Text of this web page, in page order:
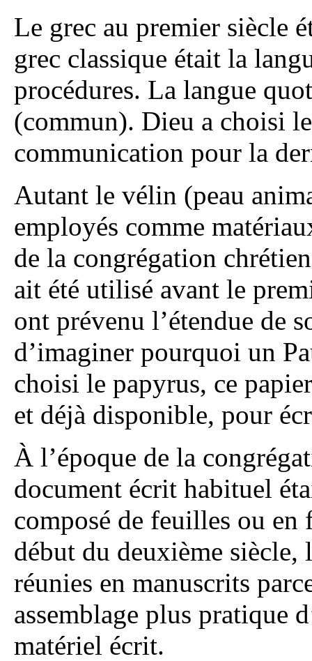
Le grec au premier siècle
grec classique était la
procédures. La langue
(commun). Dieu a choisi
communication pour la
Autant le vélin (peau
employés comme
de la congrégation
ait été utilisé avant le
ont prévenu l’étendue de
d’imaginer pourquoi un
choisi le papyrus, ce
et déjà disponible, pour
À l’époque de la
document écrit habituel
composé de feuilles ou
début du deuxième siècle,
réunies en manuscrits
assemblage plus pratique
matériel écrit.